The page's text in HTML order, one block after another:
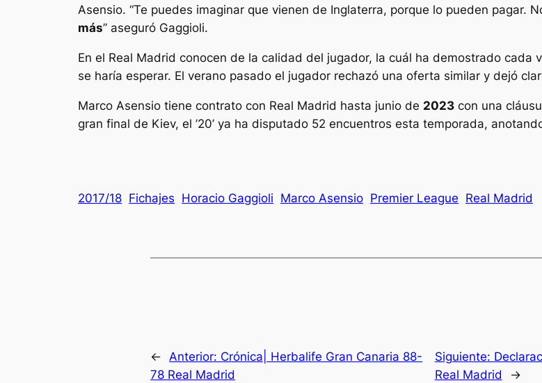
Asensio. “Te puedes imaginar que vienen de Inglaterra, porque lo pueden pagar.
más” aseguró Gaggioli.
En el Real Madrid conocen de la calidad del jugador, la cuál ha demostrado
se haría esperar. El verano pasado el jugador rechazó una oferta similar y dejó
Marco Asensio tiene contrato con Real Madrid hasta junio de 2023 con una
gran final de Kiev, el ’20’ ya ha disputado 52 encuentros esta temporada,
2017/18 Fichajes Horacio Gaggioli Marco Asensio Premier League Real Madrid
← Anterior: Crónica| Herbalife Gran Canaria 88-
78 Real Madrid
Siguiente:
Real Madrid
→